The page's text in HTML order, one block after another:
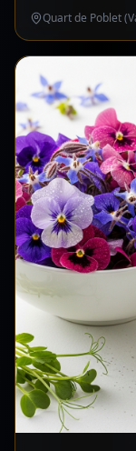
Bélgica, Francia,
Coberturas
azúcar añadido,
bombones, trufas,
líderes y retailers
Quart de Poblet